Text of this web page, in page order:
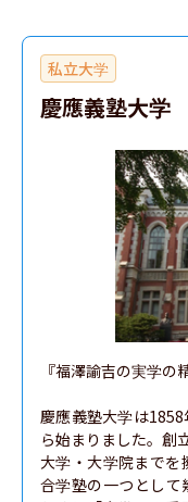
私立大学
慶應義塾大学
『福澤諭吉の実学の
慶應義塾大学は
ら始まりました。創
大学・大学院までを
合学塾の一つとして